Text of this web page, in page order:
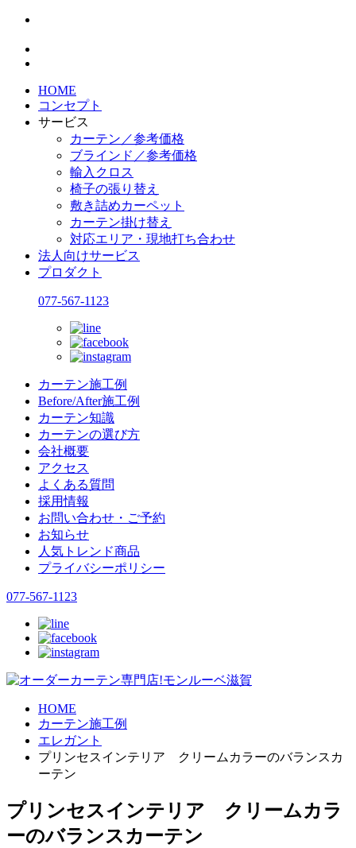
HOME
コンセプト
サービス
カーテン／参考価格
ブラインド／参考価格
輸入クロス
椅子の張り替え
敷き詰めカーペット
カーテン掛け替え
対応エリア・現地打ち合わせ
法人向けサービス
プロダクト
077-567-1123
カーテン施工例
Before/After施工例
カーテン知識
カーテンの選び方
会社概要
アクセス
よくある質問
採用情報
お問い合わせ・ご予約
お知らせ
人気トレンド商品
プライバシーポリシー
077-567-1123
HOME
カーテン施工例
エレガント
プリンセスインテリア クリームカラーのバランスカ
ーテン
プリンセスインテリア クリームカラ
ーのバランスカーテン